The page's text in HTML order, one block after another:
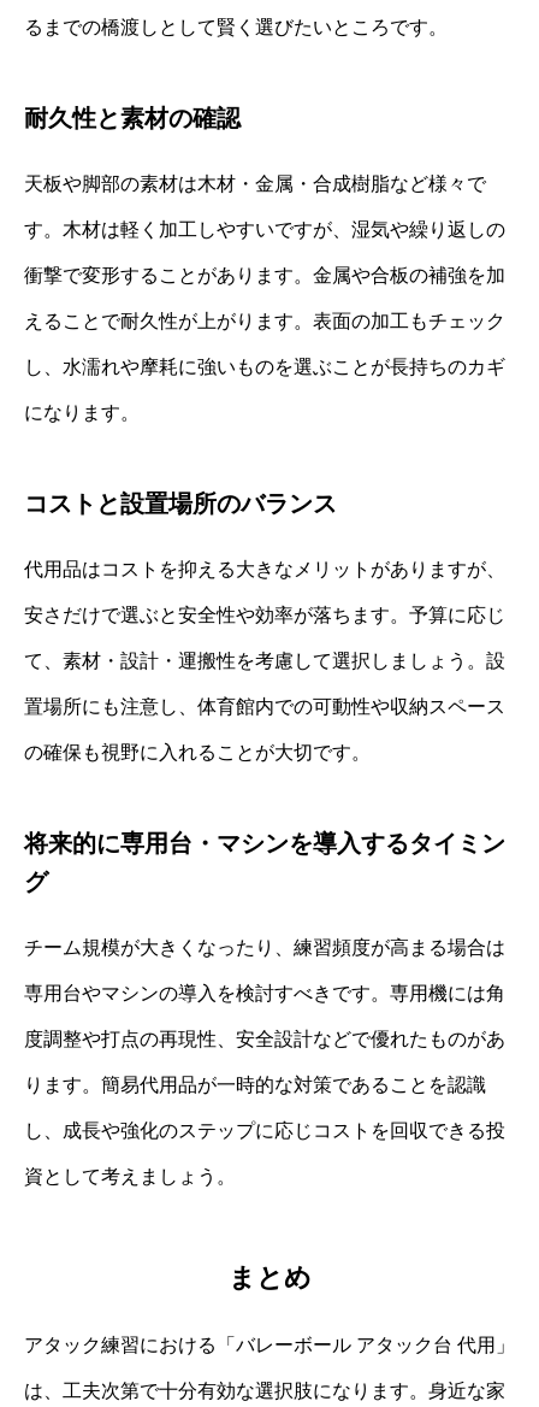
るまでの橋渡しとして賢く選びたいところです。
耐久性と素材の確認
天板や脚部の素材は木材・金属・合成樹脂など様々で
す。木材は軽く加工しやすいですが、湿気や繰り返しの
衝撃で変形することがあります。金属や合板の補強を加
えることで耐久性が上がります。表面の加工もチェック
し、水濡れや摩耗に強いものを選ぶことが長持ちのカギ
になります。
コストと設置場所のバランス
代用品はコストを抑える大きなメリットがありますが、
安さだけで選ぶと安全性や効率が落ちます。予算に応じ
て、素材・設計・運搬性を考慮して選択しましょう。設
置場所にも注意し、体育館内での可動性や収納スペース
の確保も視野に入れることが大切です。
将来的に専用台・マシンを導入するタイミン
グ
チーム規模が大きくなったり、練習頻度が高まる場合は
専用台やマシンの導入を検討すべきです。専用機には角
度調整や打点の再現性、安全設計などで優れたものがあ
ります。簡易代用品が一時的な対策であることを認識
し、成長や強化のステップに応じコストを回収できる投
資として考えましょう。
まとめ
アタック練習における「バレーボール アタック台 代用」
は、工夫次第で十分有効な選択肢になります。身近な家